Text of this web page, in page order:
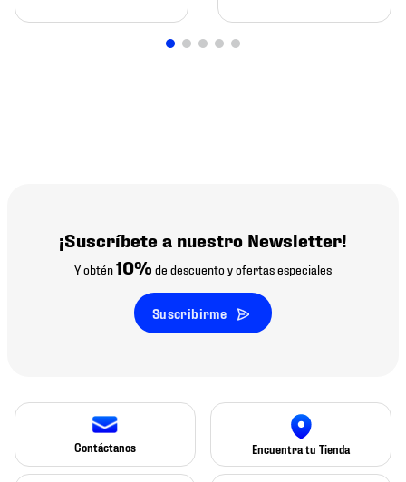
¡Suscríbete a nuestro Newsletter!
Y obtén10% de descuento y ofertas especiales
Suscribirme
Contáctanos Encuentra tu Tienda